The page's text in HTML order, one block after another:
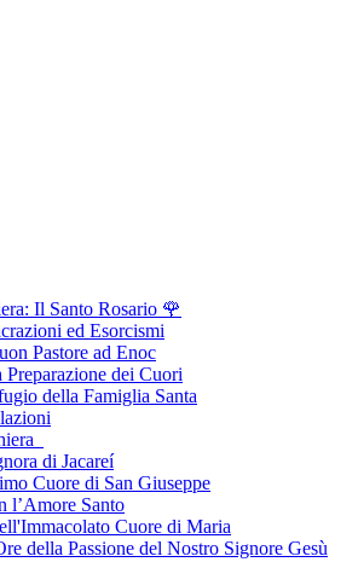
Il Santo Rosario 🌹
ed Esorcismi
Pastore ad Enoc
dei Cuori
della Famiglia Santa
di Jacareí
Cuore di San Giuseppe
l’Amore Santo
Cuore di Maria
della Passione del Nostro Signore Gesù